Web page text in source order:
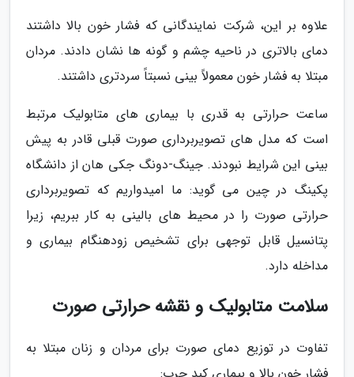
علاوه بر این، شرکت نمایندگانی که فشار خون بالا داشتند
دمای بالاتری در ناحیه چشم و گونه ها نشان دادند. مردان
مبتلا به فشار خون معمولاً بینی نسبتاً سردتری داشتند.
ساعت حرارتی به قدری با بیماری های متابولیک مرتبط
است که مدل های تصویربرداری صورت قبلی قادر به پیش
بینی این شرایط نبودند. جینگ-دونگ جکی هان از دانشگاه
پکینگ در چین می گوید: ما امیدواریم که تصویربرداری
حرارتی صورت را در محیط های بالینی به کار ببریم، زیرا
پتانسیل قابل توجهی برای تشخیص زودهنگام بیماری و
مداخله دارد.
سلامت متابولیک و نقشه حرارتی صورت
تفاوت در توزیع دمای صورت برای مردان و زنان مبتلا به